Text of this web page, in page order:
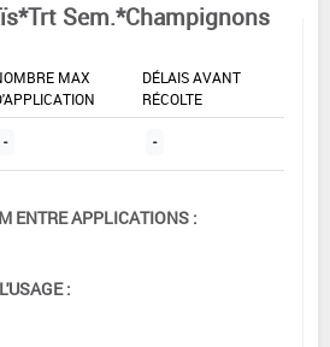
Sem.*Champignons
MAX
DÉLAIS AVANT
RÉCOLTE
- -
ENTRE APPLICATIONS :
: